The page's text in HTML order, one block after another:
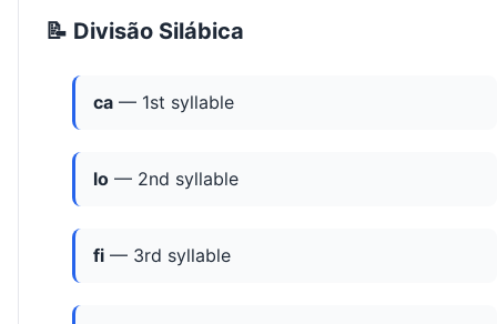
📝 Divisão Silábica
ca — 1st syllable
lo — 2nd syllable
fi — 3rd syllable